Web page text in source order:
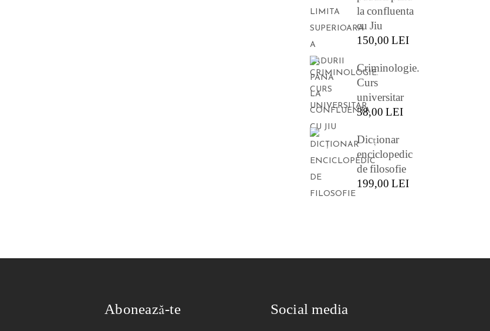
la confluenta
cu Jiu
150,00 LEI
Criminologie.
Curs
universitar
38,00 LEI
Dicționar
enciclopedic
de filosofie
199,00 LEI
Abonează-te Social media